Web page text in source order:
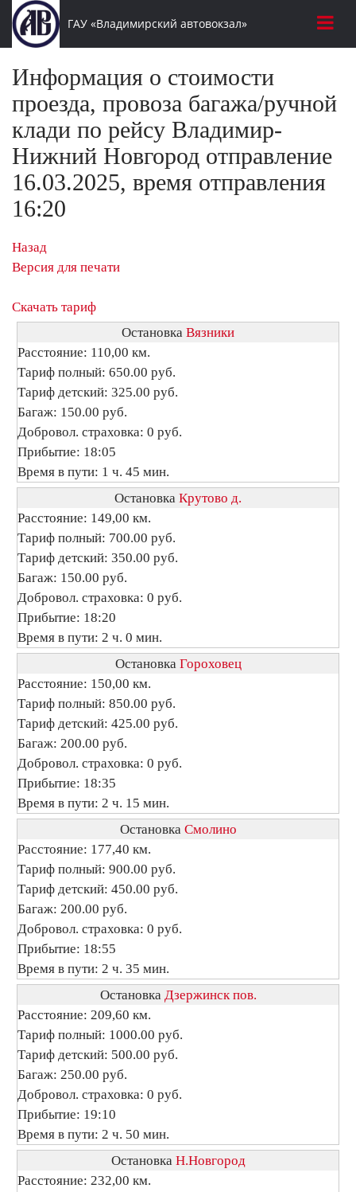
ГАУ «Владимирский автовокзал»
Информация о стоимости
проезда, провоза багажа/ручной
клади по рейсу Владимир-
Нижний Новгород отправление
16.03.2025, время отправления
16:20
Назад
Версия для печати
Скачать тариф
Остановка Вязники
Расстояние: 110,00 км.
Тариф полный: 650.00 руб.
Тариф детский: 325.00 руб.
Багаж: 150.00 руб.
Добровол. страховка: 0 руб.
Прибытие: 18:05
Время в пути: 1 ч. 45 мин.
Остановка Крутово д.
Расстояние: 149,00 км.
Тариф полный: 700.00 руб.
Тариф детский: 350.00 руб.
Багаж: 150.00 руб.
Добровол. страховка: 0 руб.
Прибытие: 18:20
Время в пути: 2 ч. 0 мин.
Остановка Гороховец
Расстояние: 150,00 км.
Тариф полный: 850.00 руб.
Тариф детский: 425.00 руб.
Багаж: 200.00 руб.
Добровол. страховка: 0 руб.
Прибытие: 18:35
Время в пути: 2 ч. 15 мин.
Остановка Смолино
Расстояние: 177,40 км.
Тариф полный: 900.00 руб.
Тариф детский: 450.00 руб.
Багаж: 200.00 руб.
Добровол. страховка: 0 руб.
Прибытие: 18:55
Время в пути: 2 ч. 35 мин.
Остановка Дзержинск пов.
Расстояние: 209,60 км.
Тариф полный: 1000.00 руб.
Тариф детский: 500.00 руб.
Багаж: 250.00 руб.
Добровол. страховка: 0 руб.
Прибытие: 19:10
Время в пути: 2 ч. 50 мин.
Остановка Н.Новгород
Расстояние: 232,00 км.